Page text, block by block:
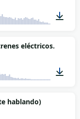
00:46
eléctricos.
hablando)